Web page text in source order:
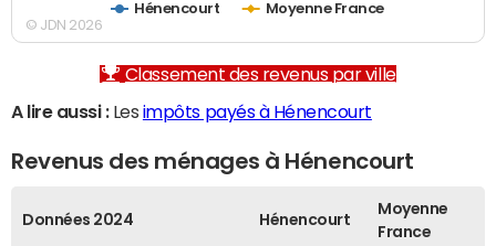
Hénencourt Moyenne France
© JDN 2026
Classement des revenus par ville
A lire aussi :Les impôts payés à Hénencourt
Revenus des ménages à Hénencourt
Données 2024 Hénencourt
Moyenne
France